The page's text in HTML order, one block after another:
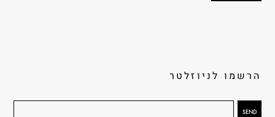
הרשמו לניוזלטר